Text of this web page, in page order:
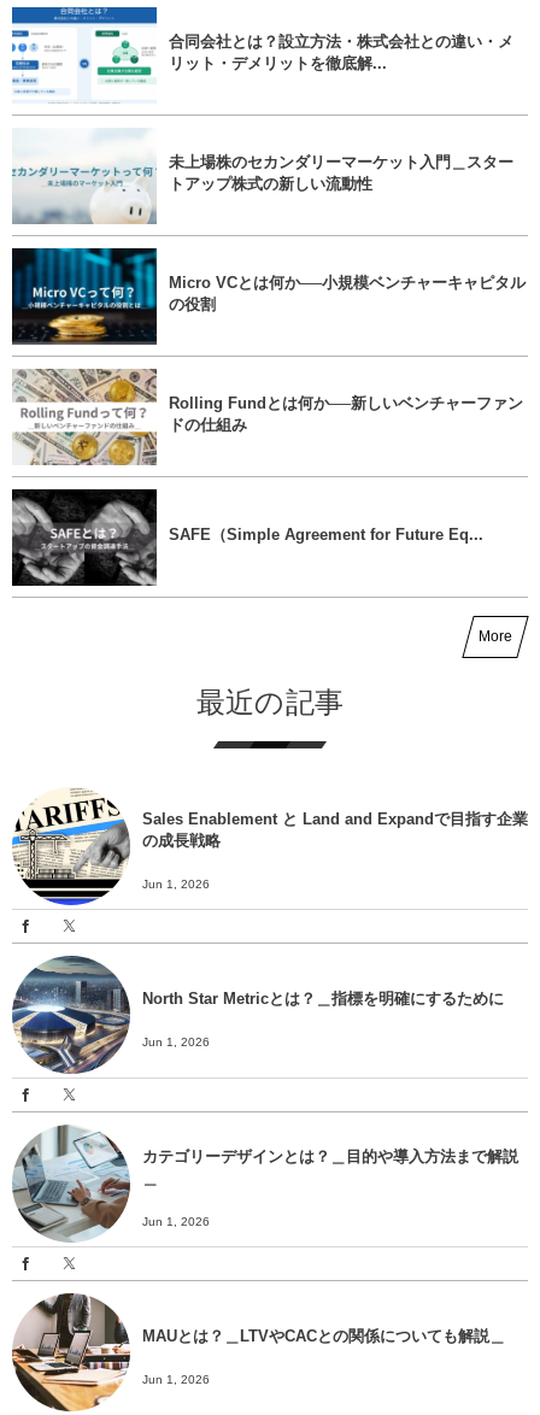
合同会社とは？設立方法・株式会社との違い・メ
リット・デメリットを徹底解...
未上場株のセカンダリーマーケット入門＿スター
トアップ株式の新しい流動性
Micro VCとは何か──小規模ベンチャーキャピタル
の役割
Rolling Fundとは何か──新しいベンチャーファン
ドの仕組み
SAFE（Simple Agreement for Future Eq...
More
最近の記事
Sales Enablement と Land and Expandで目指す企業
の成長戦略
Jun 1, 2026
North Star Metricとは？＿指標を明確にするために
Jun 1, 2026
カテゴリーデザインとは？＿目的や導入方法まで解説
Jun 1, 2026
MAUとは？＿LTVやCACとの関係についても解説＿
Jun 1, 2026